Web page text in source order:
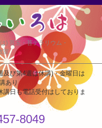
) 苔玉・苔テラリウム・
室
び第4週は休講)・金曜日は
あり
日も電話受付はしておりま
8049